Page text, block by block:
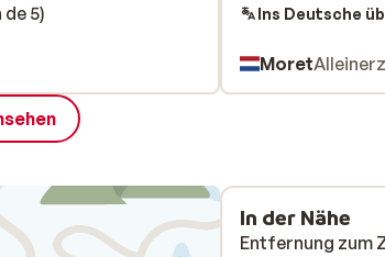
5)
5)
Ins Deutsche
Moret
In der Nähe
Entfernung zum